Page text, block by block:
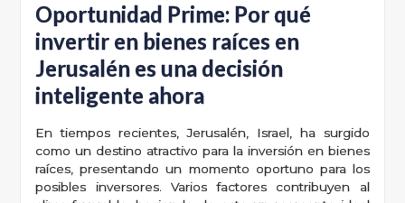
Oportunidad Prime: Por qué
invertir en bienes raíces en
Jerusalén es una decisión
inteligente ahora
En tiempos recientes, Jerusalén, Israel, ha surgido
como un destino atractivo para la inversión en bienes
raíces, presentando un momento oportuno para los
posibles inversores. Varios factores contribuyen al